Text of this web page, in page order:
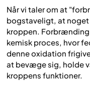
Når vi taler om at
bogstaveligt, at
kroppen.
kemisk proces, hvor
denne oxidation
at bevæge sig, holde
kroppens funktioner.